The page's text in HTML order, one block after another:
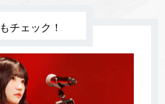
チェック！